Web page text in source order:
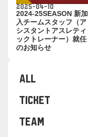
2025-04-10
2024-25SEASON 新加
入チームスタッフ（ア
シスタントアスレティ
ックトレーナー）就任
のお知らせ
ALL
TICKET
TEAM